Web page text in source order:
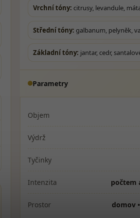
Vrchní tóny: citrusy, levandule,
Střední tóny: galbanum, pelyněk,
Základní tóny: jantar, cedr,
Parametry
Objem
Výdrž
Tyčinky
Intenzita počtem
Prostor domov